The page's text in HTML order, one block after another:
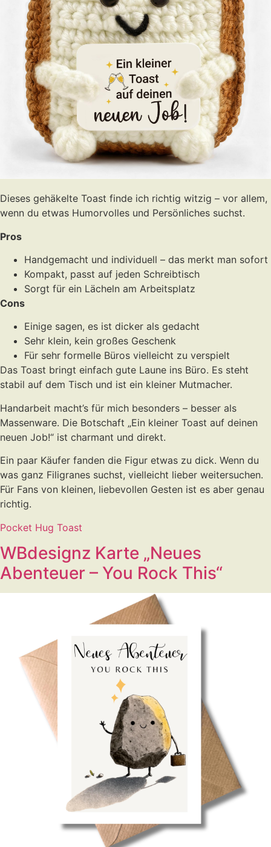
Dieses gehäkelte Toast finde ich richtig witzig – vor allem,
wenn du etwas Humorvolles und Persönliches suchst.
Pros
Handgemacht und individuell – das merkt man sofort
Kompakt, passt auf jeden Schreibtisch
Sorgt für ein Lächeln am Arbeitsplatz
Cons
Einige sagen, es ist dicker als gedacht
Sehr klein, kein großes Geschenk
Für sehr formelle Büros vielleicht zu verspielt
Das Toast bringt einfach gute Laune ins Büro. Es steht
stabil auf dem Tisch und ist ein kleiner Mutmacher.
Handarbeit macht’s für mich besonders – besser als
Massenware. Die Botschaft „Ein kleiner Toast auf deinen
neuen Job!“ ist charmant und direkt.
Ein paar Käufer fanden die Figur etwas zu dick. Wenn du
was ganz Filigranes suchst, vielleicht lieber weitersuchen.
Für Fans von kleinen, liebevollen Gesten ist es aber genau
richtig.
Pocket Hug Toast
WBdesignz Karte „Neues
Abenteuer – You Rock This“